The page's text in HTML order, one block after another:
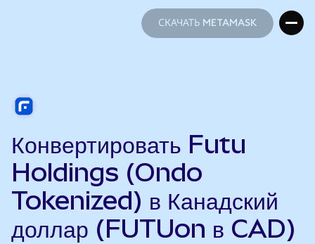
СКАЧАТЬ METAMASK
Конвертировать Futu
Holdings (Ondo
Tokenized) в Канадский
доллар (FUTUon в CAD)